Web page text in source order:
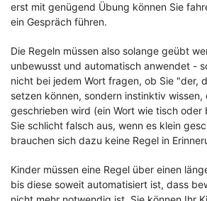
erst mit genügend Übung können Sie
ein Gespräch führen.
Die Regeln müssen also solange geübt
unbewusst und automatisch anwendet -
nicht bei jedem Wort fragen, ob Sie "der,
setzen können, sondern instinktiv wissen,
geschrieben wird (ein Wort wie tisch oder
Sie schlicht falsch aus, wenn es klein
brauchen sich dazu keine Regel in
Kinder müssen eine Regel über einen
bis diese soweit automatisiert ist, dass